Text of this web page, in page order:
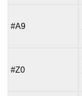
#A9
#Z0